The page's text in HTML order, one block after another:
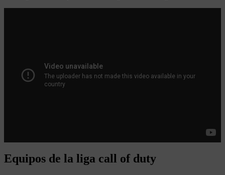
Equipos de la liga call of duty